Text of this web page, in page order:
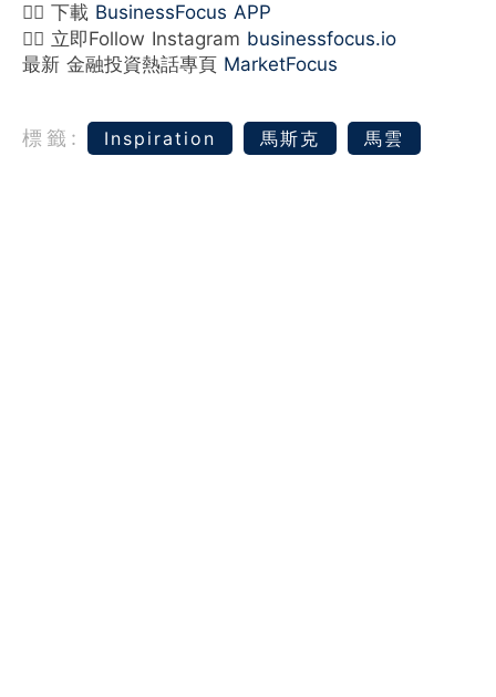
👉🏻 下載 BusinessFocus APP
👉🏻 立即Follow Instagram businessfocus.io
最新 金融投資熱話專頁 MarketFocus
標籤: Inspiration 馬斯克 馬雲